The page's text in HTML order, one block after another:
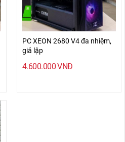
PC XEON 2680 V4 đa nhiệm,
giả lập
4.600.000VNĐ